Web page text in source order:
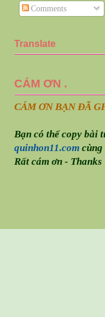
Comments
Translate
CÁM ƠN .
CÁM ƠN BẠN ĐÃ
Bạn có thể copy bài
quinhon11.com
Rất cám ơn - Thanks